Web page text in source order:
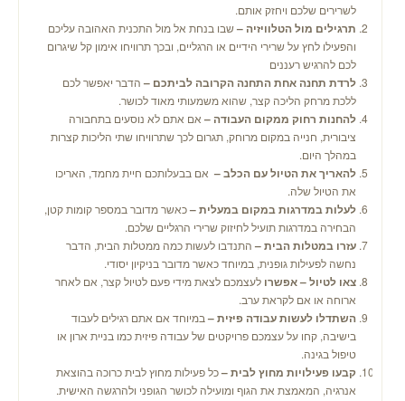
לשרירים שלכם ויחזק אותם.
תרגילים מול הטלוויזיה –שבו בנחת אל מול התכנית האהובה עליכם
והפעילו לחץ על שרירי הידיים או הרגליים, ובכך תרוויחו אימון קל שיגרום
לכם להרגיש רעננים
לרדת תחנה אחת התחנה הקרובה לביתכם – הדבר יאפשר לכם
ללכת מרחק הליכה קצר, שהוא משמעותי מאוד לכושר.
להחנות רחוק ממקום העבודה – אם אתם לא נוסעים בתחבורה
ציבורית, חנייה במקום מרוחק, תגרום לכך שתרוויחו שתי הליכות קצרות
במהלך היום.
להאריך את הטיול עם הכלב – אם בבעלותכם חיית מחמד, האריכו
את הטיול שלה.
לעלות במדרגות במקום במעלית –כאשר מדובר במספר קומות קטן,
הבחירה במדרגות תועיל לחיזוק שרירי הרגליים שלכם.
עזרו במטלות הבית – התנדבו לעשות כמה ממטלות הבית, הדבר
נחשה לפעילות גופנית, במיוחד כאשר מדובר בניקיון יסודי.
צאו לטיול – אפשרו לעצמכם לצאת מידי פעם לטיול קצר, אם לאחר
ארוחה או אם לקראת ערב.
השתדלו לעשות עבודה פיזית – במיוחד אם אתם רגילים לעבוד
בישיבה, קחו על עצמכם פרויקטים של עבודה פיזית כמו בניית ארון או
טיפול בגינה.
קבעו פעילויות מחוץ לבית –כל פעילות מחוץ לבית כרוכה בהוצאת
אנרגיה, המאמצת את הגוף ומועילה לכושר הגופני ולהרגשה האישית.